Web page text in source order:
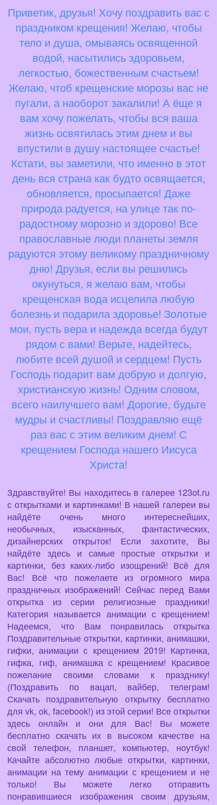
Приветик, друзья! Хочу поздравить вас с
праздником крещения! Желаю, чтобы
тело и душа, омываясь освященной
водой, насытились здоровьем,
легкостью, божественным счастьем!
Желаю, чтоб крещенские морозы вас не
пугали, а наоборот закалили! А ёще я
вам хочу пожелать, чтобы вся ваша
жизнь освятилась этим днем и вы
впустили в душу настоящее счастье!
Кстати, вы заметили, что именно в этот
день вся страна как будто освящается,
обновляется, просыпается! Даже
природа радуется, на улице так по-
радостному морозно и здорово! Все
православные люди планеты земля
радуются этому великому праздничному
дню! Друзья, если вы решились
окунуться, я желаю вам, чтобы
крещенская вода исцелила любую
болезнь и подарила здоровье! Золотые
мои, пусть вера и надежда всегда будут
рядом с вами! Верьте, надейтесь,
любите всей душой и сердцем! Пусть
Господь подарит вам добрую и долгую,
христианскую жизнь! Одним словом,
всего наилучшего вам! Дорогие, будьте
мудры и счастливы! Поздравляю ещё
раз вас с этим великим днем! С
крещением Господа нашего Иисуса
Христа!
Здравствуйте! Вы находитесь в галерее 123ot.ru
с открытками и картинками! В нашей галереи вы
найдёте очень много интереснейших,
необычных, изысканных, фантастических,
дизайнерских открыток! Если захотите, Вы
найдёте здесь и самые простые открытки и
картинки, без каких-либо изощрений! Всё для
Вас! Всё что пожелаете из огромного мира
праздничных изображений! Сейчас перед Вами
открытка из серии религиозные праздники!
Категория называется анимации с крещением!
Надеемся, что Вам понравилась открытка
Поздравительные открытки, картинки, анимашки,
гифки, анимации с крещением 2019! Картинка,
гифка, гиф, анимашка с крещением! Красивое
пожелание своими словами к празднику!
(Поздравить по вацап, вайбер, телеграм!
Скачать поздравительную открытку бесплатно
для vk, ok, facebook!) из этой серии! Все открытки
здесь онлайн и они для Вас! Вы можете
бесплатно скачать их в высоком качестве на
свой телефон, планшет, компьютер, ноутбук!
Качайте абсолютно любые открытки, картинки,
анимации на тему анимации с крещением и не
только! Вы можете легко отправить
понравившиеся изображения своим друзьям,